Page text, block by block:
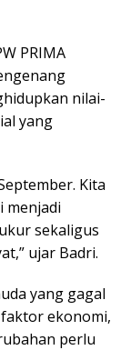
PRIMA
nilai-
yang
Kita
menjadi
sekaligus
ujar Badri.
yang gagal
ekonomi,
perlu